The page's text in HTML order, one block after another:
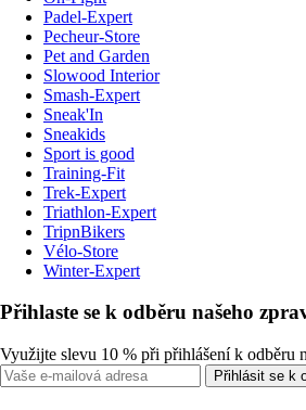
Padel-Expert
Pecheur-Store
Pet and Garden
Slowood Interior
Smash-Expert
Sneak'In
Sneakids
Sport is good
Training-Fit
Trek-Expert
Triathlon-Expert
TripnBikers
Vélo-Store
Winter-Expert
Přihlaste se k odběru našeho
Využijte slevu 10 % při přihlášení k odběru
Přihlásit se k